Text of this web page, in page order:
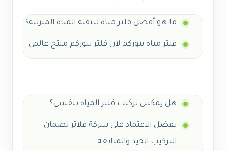
ما هو أفضل فلتر مياه لتنقية المياه المنزلية؟
فلتر مياه بيوركم لان فلتر بيوركم منتج عالمى
هل يمكنني تركيب فلتر المياه بنفسي؟
يفضل الاعتماد على شركة فلاتر لضمان
التركيب الجيد والمتابعة